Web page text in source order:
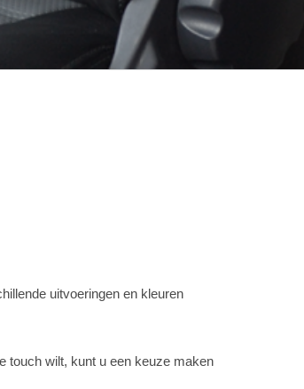
uitvoeringen en kleuren
touch wilt, kunt u een keuze maken